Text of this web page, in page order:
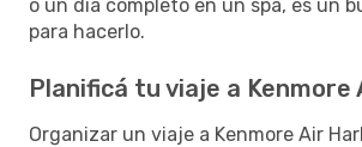
o un día completo en un spa, es un
para hacerlo.
Planificá tu viaje a Kenmore
Organizar un viaje a Kenmore Air